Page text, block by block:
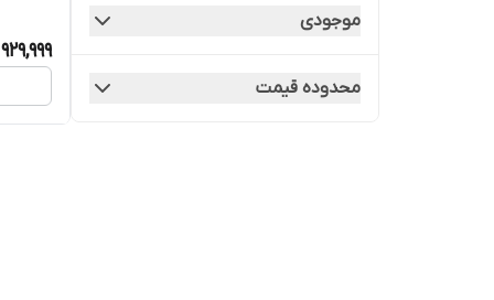
موجودی
محدوده قیمت
929,999